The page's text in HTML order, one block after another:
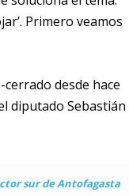
Primero veamos
cerrado desde hace
diputado Sebastián
sur de Antofagasta